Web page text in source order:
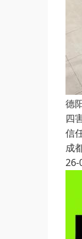
德
四
信
成
26-